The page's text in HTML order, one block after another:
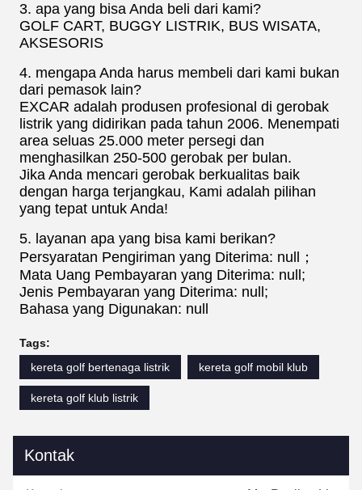
3. apa yang bisa Anda beli dari kami?
GOLF CART, BUGGY LISTRIK, BUS WISATA,
AKSESORIS
4. mengapa Anda harus membeli dari kami bukan
dari pemasok lain?
EXCAR adalah produsen profesional di gerobak
listrik yang didirikan pada tahun 2006. Menempati
area seluas 25.000 meter persegi dan
menghasilkan 250-500 gerobak per bulan.
Jika Anda mencari gerobak berkualitas baik
dengan harga terjangkau, Kami adalah pilihan
yang tepat untuk Anda!
5. layanan apa yang bisa kami berikan?
Persyaratan Pengiriman yang Diterima: null；
Mata Uang Pembayaran yang Diterima: null;
Jenis Pembayaran yang Diterima: null;
Bahasa yang Digunakan: null
Tags:
kereta golf bertenaga listrik
kereta golf mobil klub
kereta golf klub listrik
Kontak